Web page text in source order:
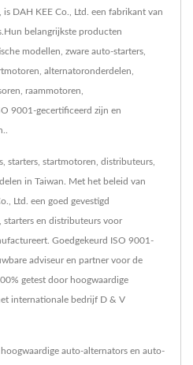
DAH KEE Co., Ltd. een fabrikant van
belangrijkste producten
modellen, zware auto-starters,
alternatoronderdelen,
raammotoren,
9001-gecertificeerd zijn en
starters, startmotoren, distributeurs,
in Taiwan. Met het beleid van
Ltd. een goed gevestigd
starters en distributeurs voor
Goedgekeurd ISO 9001-
adviseur en partner voor de
getest door hoogwaardige
internationale bedrijf D & V
auto-alternators en auto-